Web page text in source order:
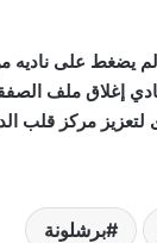
يضغط على ناديه
إغلاق ملف
لتعزيز مركز قلب
برشلونة